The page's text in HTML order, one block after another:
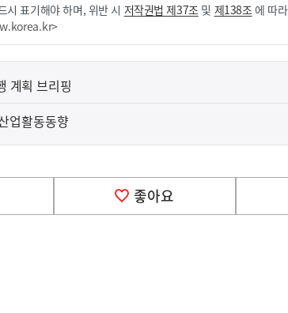
시 표기해야 하며, 위반 시 저작권법 제37조 및 제138조 에 따
계획 브리핑
업활동동향
좋아요